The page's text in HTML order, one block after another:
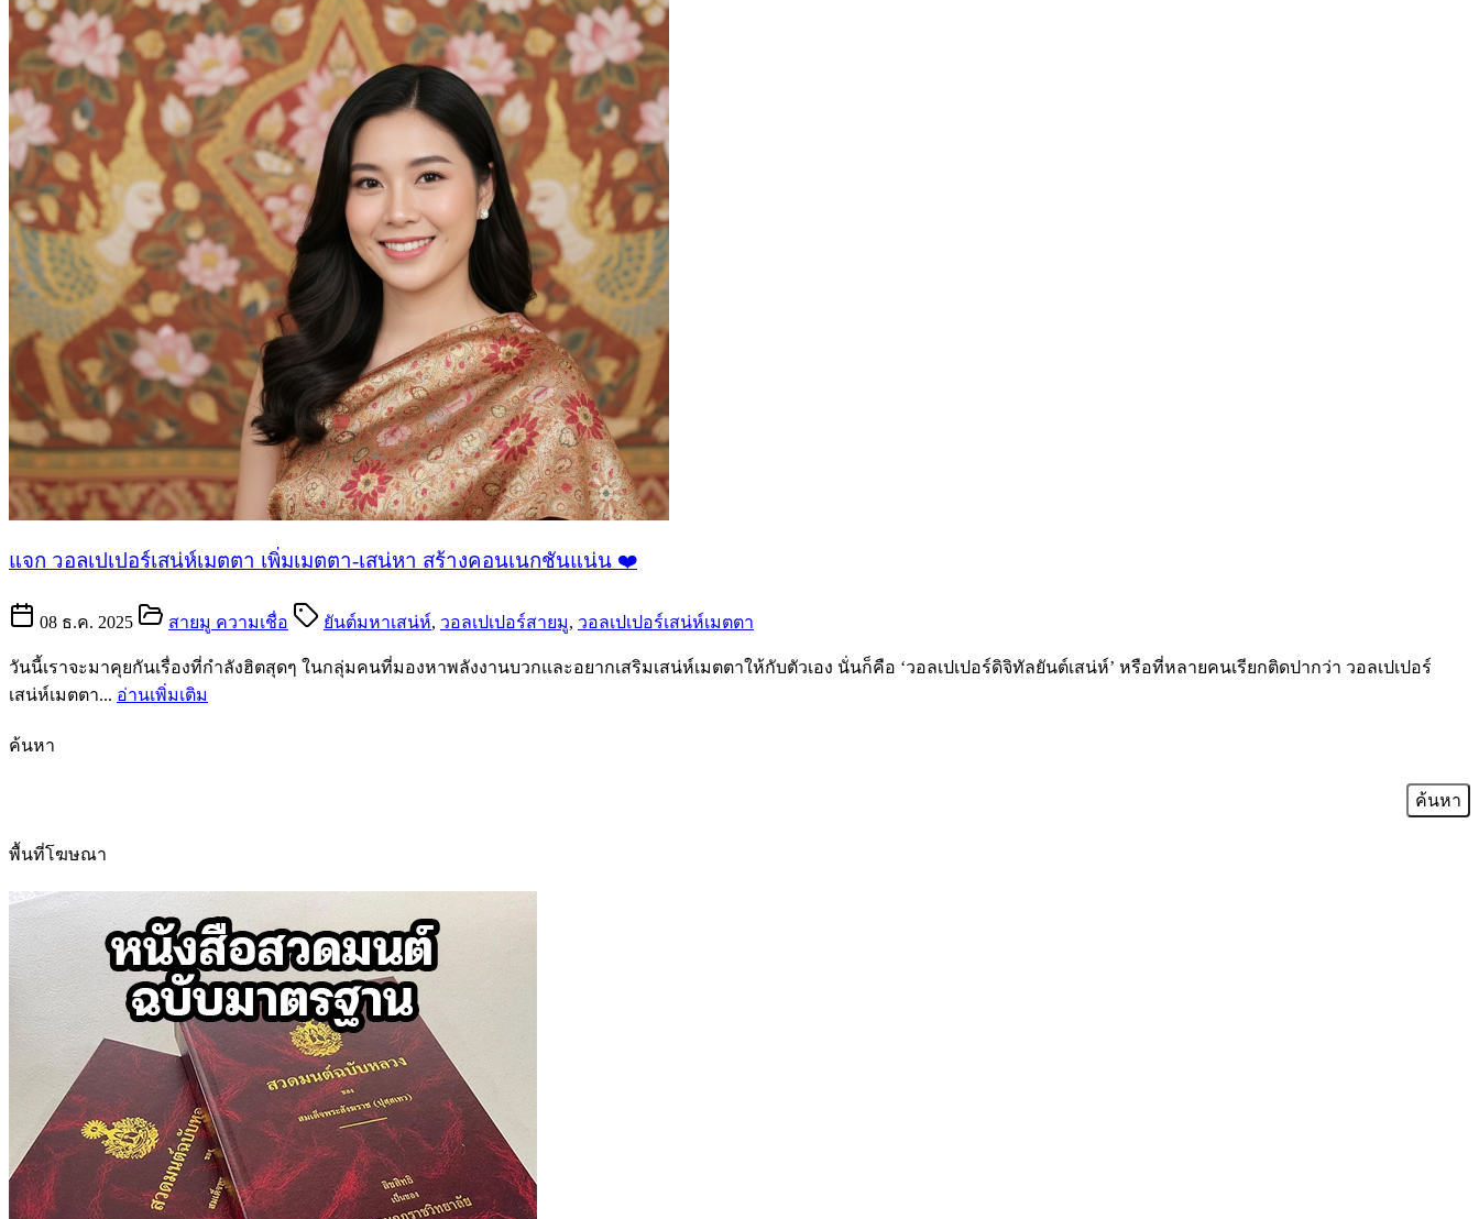
แจก วอลเปเปอร์เสน่ห์เมตตา เพิ่มเมตตา-เสน่หา สร้างคอนเนกชันแน่น ❤️
08 ธ.ค. 2025 สายมู ความเชื่อ ยันต์มหาเสน่ห์, วอลเปเปอร์สายมู, วอลเปเปอร์เสน่ห์เมตตา
วันนี้เราจะมาคุยกันเรื่องที่กำลังฮิตสุดๆ ในกลุ่มคนที่มองหาพลังงานบวกและอยากเสริมเสน่ห์เมตตาให้กับตัวเอง นั่นก็คือ ‘วอลเปเปอร์ดิจิทัลยันต์เสน่ห์’ หรือที่หลายคนเรียกติดปากว่า วอลเปเปอร์
เสน่ห์เมตตา... อ่านเพิ่มเติม
ค้นหา
สำหรับ:
พื้นที่โฆษณา